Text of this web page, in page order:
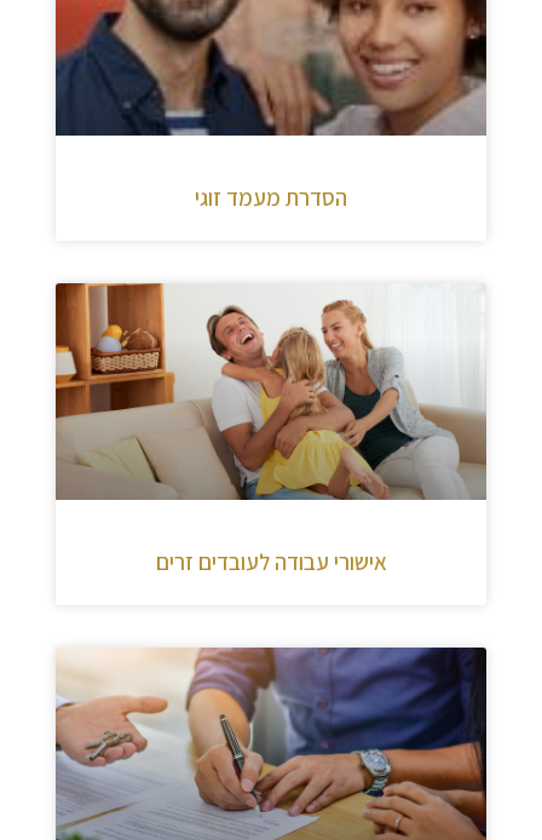
הסדרת מעמד זוגי
אישורי עבודה לעובדים זרים